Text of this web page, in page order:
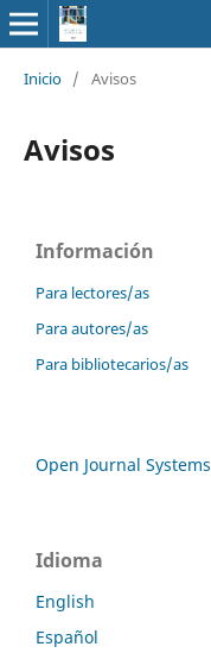
Inicio / Avisos
Avisos
Información
Para lectores/as
Para autores/as
Para bibliotecarios/as
Open Journal Systems
Idioma
English
Español